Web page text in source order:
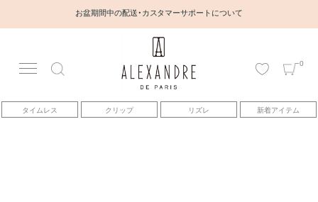
お盆期間中の配送・カスタマーサポートについて
0
タイムレス クリップ リズレ 新着アイテム
アカウント
アイテム